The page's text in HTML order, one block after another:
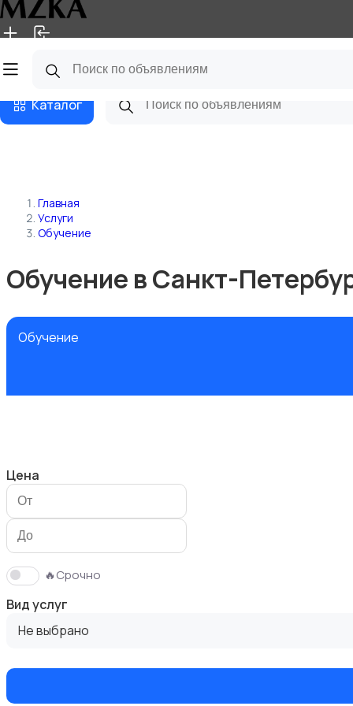
Главная Магазины
Каталог
Главная
Услуги
Обучение
Обучение в Санкт-
Обучение
Красота и здоровье
Цена
🔥Срочно
Вид услуг
Не выбрано